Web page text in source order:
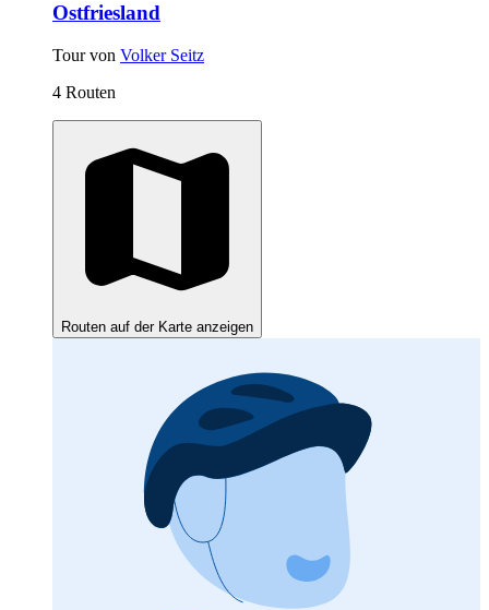
Ostfriesland
Tour von Volker Seitz
4 Routen
Routen auf der Karte anzeigen